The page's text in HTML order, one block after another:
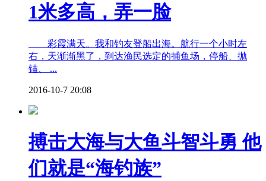
1米多高，弄一脸
彩霞满天。我和钓友登船出海。航行一个小时左
右，天渐渐黑了，到达渔民选定的捕鱼场，停船、抛
锚、 ...
2016-10-7 20:08
搏击大海与大鱼斗智斗勇 他
们就是“海钓族”